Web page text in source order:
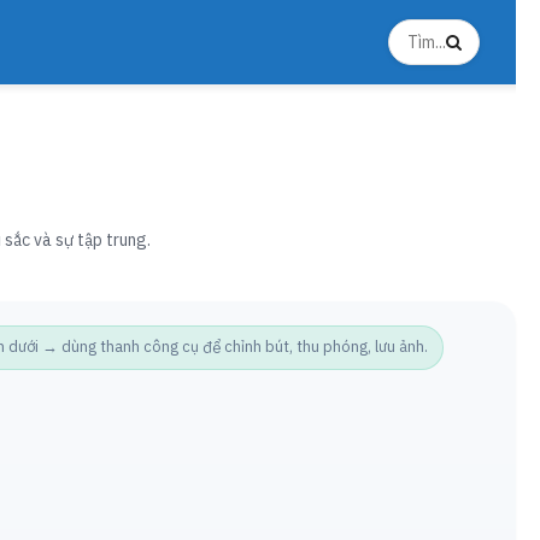
sắc và sự tập trung.
→ dùng thanh công cụ để chỉnh bút, thu phóng, lưu ảnh.